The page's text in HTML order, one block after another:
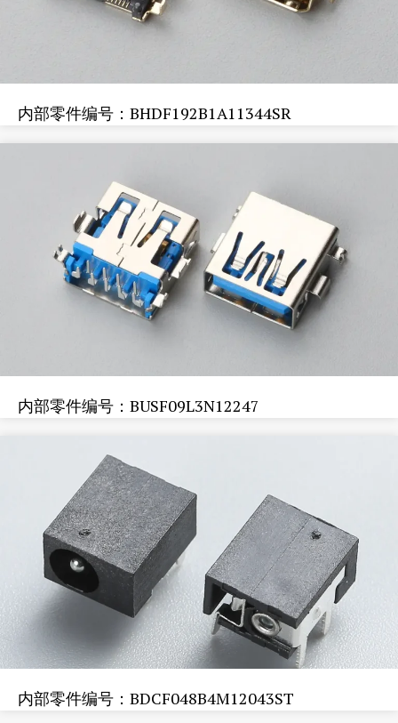
内部零件编号：BHDF192B1A11344SR
内部零件编号：BUSF09L3N12247
内部零件编号：BDCF048B4M12043ST